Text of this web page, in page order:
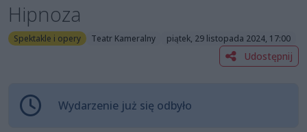
Hipnoza
Spektakle i opery Teatr Kameralny piątek, 29 listopada 2024, 17:00
Udostępnij
Wydarzenie już się odbyło